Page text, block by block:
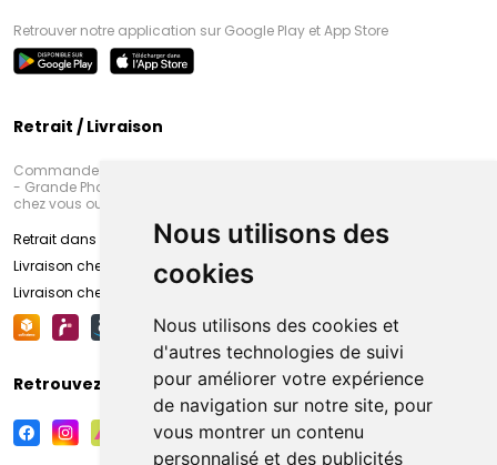
Nous utilisons des
cookies
Nous utilisons des cookies et
d'autres technologies de suivi
pour améliorer votre expérience
de navigation sur notre site, pour
vous montrer un contenu
personnalisé et des publicités
Retrouver notre application sur Google Play et App Store
Retrait / Livraison
Commandez en ligne et venez chercher votre commande à Amiens
- Grande Pharmacie d’Amiens (Fachon) ou recevez-là rapidement
chez vous ou en point retrait
Retrait dans la pharmacie d’Amiens
Livraison chez vous
Livraison chez votre commerçant
Retrouvez-nous sur vos réseaux sociaux